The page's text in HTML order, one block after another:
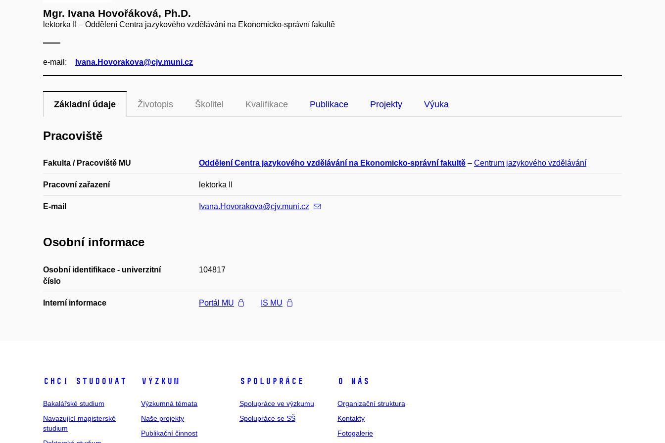
Mgr. Ivana Hovořáková, Ph.D.
lektorka II – Oddělení Centra jazykového vzdělávání na Ekonomicko-správní fakultě
e‑mail: Ivana.Hovorakova@cjv.muni.cz
Základní údaje Životopis Školitel Kvalifikace Publikace Projekty Výuka
Pracoviště
Fakulta / Pracoviště MU Oddělení Centra jazykového vzdělávání na Ekonomicko-správní fakultě – Centrum jazykového vzdělávání
Pracovní zařazení lektorka II
E-mail Ivana.Hovorakova@cjv.muni.cz
Osobní informace
Osobní identifikace - univerzitní
číslo
104817
Interní informace Portál MU IS MU
Chci studovat
Bakalářské studium
Navazující magisterské
studium
Výzkum
Výzkumná témata
Naše projekty
Publikační činnost
Spolupráce
Spolupráce ve výzkumu
Spolupráce se SŠ
O nás
Organizační struktura
Kontakty
Fotogalerie